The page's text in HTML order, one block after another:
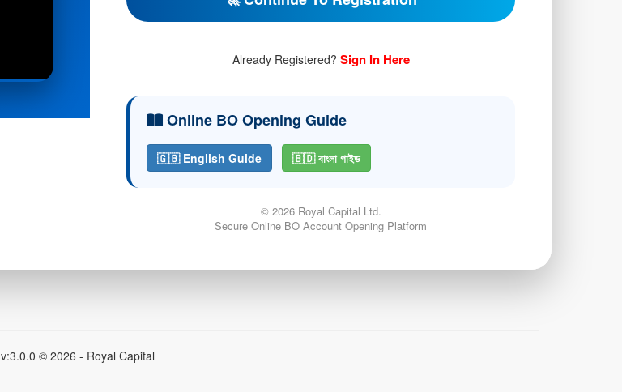
Already Registered? Sign In Here
Online BO Opening Guide
🇬🇧 English Guide 🇧🇩 বাংলা গাইড
© 2026 Royal Capital Ltd.
Secure Online BO Account Opening Platform
v:3.0.0 © 2026 - Royal Capital